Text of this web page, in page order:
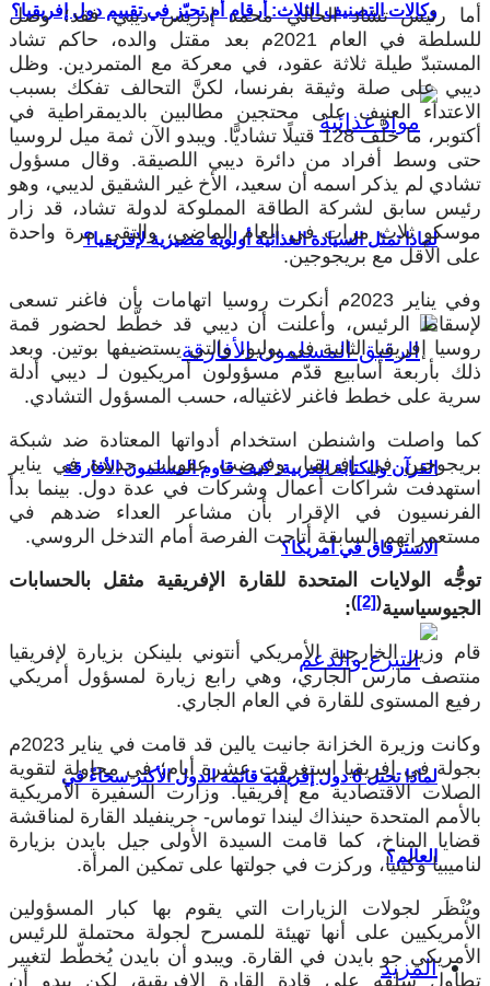
وكالات التصنيف الثلاث: أرقام أم تحيّز في تقييم دول إفريقيا؟
لماذا تمثل السيادة الغذائية أولوية مصيرية لإفريقيا؟
القرآن والكتابة العربية: كيف قاوم المسلمون الأفارقة
الاسترقاق في أمريكا؟
لماذا تحتل 6 دول إفريقية قائمة الدول الأكثر سخاءً في
العالم؟
المزيد
أما رئيس تشاد الحالي محمد إدريس ديبي فقد؛ وصل
للسلطة في العام 2021م بعد مقتل والده، حاكم تشاد
المستبدّ طيلة ثلاثة عقود، في معركة مع المتمردين. وظل
ديبي على صلة وثيقة بفرنسا، لكنَّ التحالف تفكك بسبب
الاعتداء العنيف على محتجين مطالبين بالديمقراطية في
أكتوبر، ما خلَّف 128 قتيلًا تشاديًّا. ويبدو الآن ثمة ميل لروسيا
حتى وسط أفراد من دائرة ديبي اللصيقة. وقال مسؤول
تشادي لم يذكر اسمه أن سعيد، الأخ غير الشقيق لديبي، وهو
رئيس سابق لشركة الطاقة المملوكة لدولة تشاد، قد زار
موسكو ثلاث مرات في العام الماضي، والتقى مرة واحدة
على الأقل مع بريجوجين.
وفي يناير 2023م أنكرت روسيا اتهامات بأن فاغنر تسعى
لإسقاط الرئيس، وأعلنت أن ديبي قد خطَّط لحضور قمة
روسيا إفريقيا الثانية في يوليو، والتي يستضيفها بوتين. وبعد
ذلك بأربعة أسابيع قدّم مسؤولون أمريكيون لـ ديبي أدلة
سرية على خطط فاغنر لاغتياله، حسب المسؤول التشادي.
كما واصلت واشنطن استخدام أدواتها المعتادة ضد شبكة
بريجوجين في إفريقيا، وفرضت عقوبات جديدة في يناير
استهدفت شراكات أعمال وشركات في عدة دول. بينما بدأ
الفرنسيون في الإقرار بأن مشاعر العداء ضدهم في
مستعمراتهم السابقة أتاحت الفرصة أمام التدخل الروسي.
توجُّه الولايات المتحدة للقارة الإفريقية مثقل بالحسابات
الجيوسياسية(
[2]
)
:
قام وزير الخارجية الأمريكي أنتوني بلينكن بزيارة لإفريقيا
منتصف مارس الجاري، وهي رابع زيارة لمسؤول أمريكي
رفيع المستوى للقارة في العام الجاري.
وكانت وزيرة الخزانة جانيت يالين قد قامت في يناير 2023م
بجولة في إفريقيا استغرقت عشرة أيام؛ في محاولة لتقوية
الصلات الاقتصادية مع إفريقيا. وزارت السفيرة الأمريكية
بالأمم المتحدة حينذاك ليندا توماس- جرينفيلد القارة لمناقشة
قضايا المناخ، كما قامت السيدة الأولى جيل بايدن بزيارة
لناميبيا وكينيا، وركزت في جولتها على تمكين المرأة.
ويُنْظَر لجولات الزيارات التي يقوم بها كبار المسؤولين
الأمريكيين على أنها تهيئة للمسرح لجولة محتملة للرئيس
الأمريكي جو بايدن في القارة. ويبدو أن بايدن يُخطّط لتغيير
تطاول سلفه على قادة القارة الإفريقية، لكن يبدو أن